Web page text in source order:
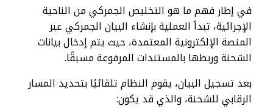
في إطار فهم ما هو التخليص الجمركي من الناحية
الإجرائية، تبدأ العملية بإنشاء البيان الجمركي عبر
المنصة الإلكترونية المعتمدة، حيث يتم إدخال بيانات
الشحنة وربطها بالمستندات المرفوعة مسبقًا.
بعد تسجيل البيان، يقوم النظام تلقائيًا بتحديد المسار
الرقابي للشحنة، والذي قد يكون: